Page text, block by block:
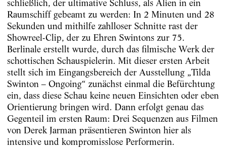
schließlich, der ultimative Schluss, als Alien in ein
Raumschiff gebeamt zu werden: In 2 Minuten und 28
Sekunden und mithilfe zahlloser Schnitte rast der
Showreel-Clip, der zu Ehren Swintons zur 75.
Berlinale erstellt wurde, durch das filmische Werk der
schottischen Schauspielerin. Mit dieser ersten Arbeit
stellt sich im Eingangsbereich der Ausstellung „Tilda
Swinton – Ongoing“ zunächst einmal die Befürchtung
ein, dass diese Schau keine neuen Einsichten oder eben
Orientierung bringen wird. Dann erfolgt genau das
Gegenteil im ersten Raum: Drei Sequenzen aus Filmen
von Derek Jarman präsentieren Swinton hier als
intensive und kompromisslose Performerin.